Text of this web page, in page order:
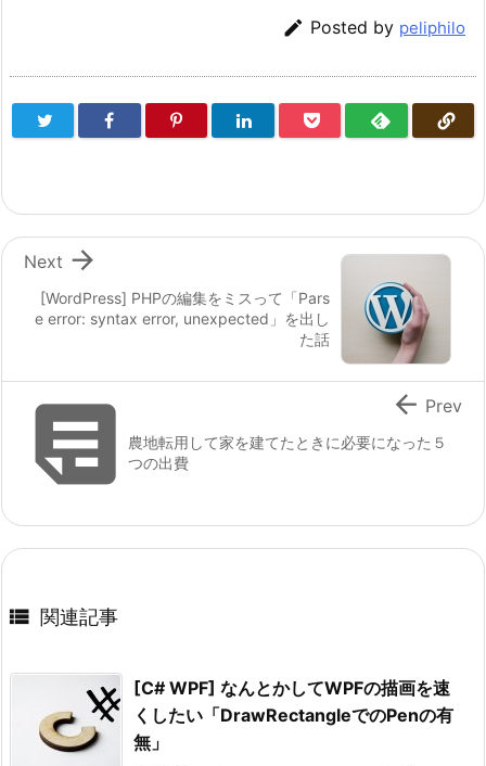
 Posted by peliphilo
[WordPress] PHPの編集をミスって「Pars
e error: syntax error, unexpected」を出し
た話

Next
農地転用して家を建てたときに必要になった５
つの出費
 Prev
 関連記事
[C# WPF] なんとかしてWPFの描画を速
くしたい「DrawRectangleでのPenの有
無」